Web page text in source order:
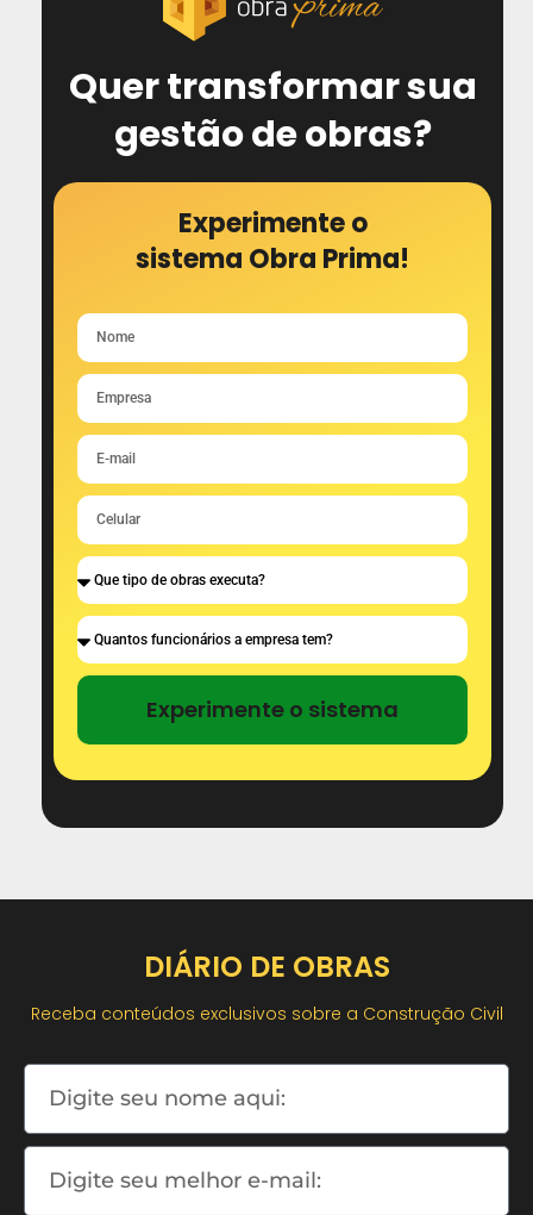
Quer transformar sua
gestão de obras?
Experimente o
sistema Obra Prima!
Experimente o sistema
DIÁRIO DE OBRAS
Receba conteúdos exclusivos sobre a Construção Civil